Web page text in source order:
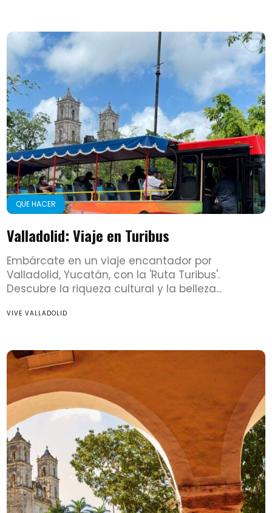
QUE HACER
Valladolid: Viaje en Turibus
Embárcate en un viaje encantador por
Valladolid, Yucatán, con la 'Ruta Turibus'.
Descubre la riqueza cultural y la belleza...
VIVE VALLADOLID